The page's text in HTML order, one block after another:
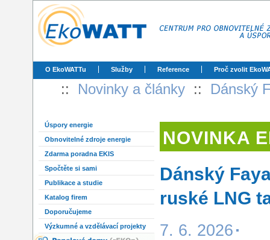
O EkoWATTu Služby Reference Proč zvolit
:: Novinky a články :: Dánský
Úspory energie
Obnovitelné zdroje energie
Zdarma poradna EKIS
Spočtěte si sami
Publikace a studie
Katalog firem
Doporučujeme
Výzkumné a vzdělávací projekty
NOVINKA
Dánský
ruské LNG
7. 6. 2026